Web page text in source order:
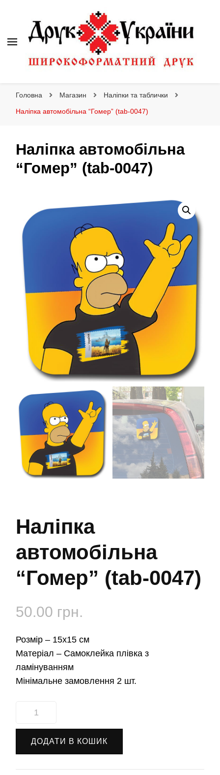
Головна Магазин Наліпки та таблички
Наліпка автомобільна “Гомер” (tab-0047)
Наліпка автомобільна
“Гомер” (tab-0047)
Наліпка
автомобільна
“Гомер” (tab-0047)
50.00 грн.
Розмір – 15х15 см
Матеріал – Самоклейка плівка з
ламінуванням
Мінімальне замовлення 2 шт.
Наліпка
ДОДАТИ В КОШИК